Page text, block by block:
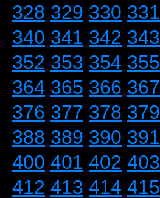
328 329 330 331
340 341 342 343
352 353 354 355
364 365 366 367
376 377 378 379
388 389 390 391
400 401 402 403
412 413 414 415